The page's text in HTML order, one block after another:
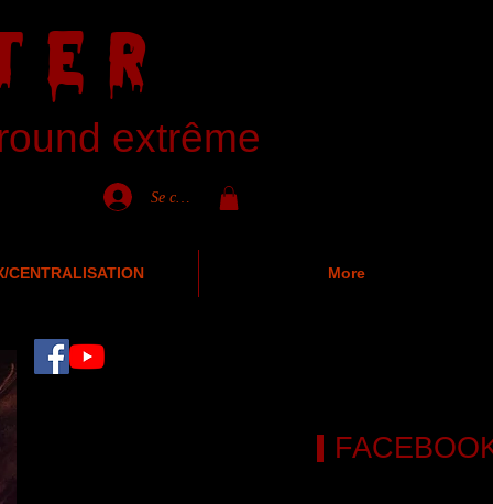
extrême
Se connecter
CENTRALISATION More